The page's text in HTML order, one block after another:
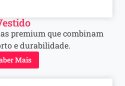
premium que combinam
e durabilidade.
Mais